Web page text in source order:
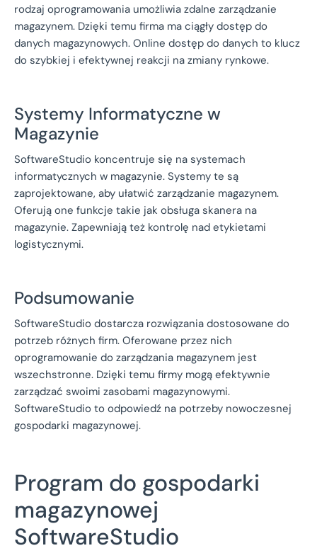
rodzaj oprogramowania umożliwia zdalne zarządzanie
magazynem. Dzięki temu firma ma ciągły dostęp do
danych magazynowych. Online dostęp do danych to klucz
do szybkiej i efektywnej reakcji na zmiany rynkowe.
Systemy Informatyczne w
Magazynie
SoftwareStudio koncentruje się na systemach
informatycznych w magazynie. Systemy te są
zaprojektowane, aby ułatwić zarządzanie magazynem.
Oferują one funkcje takie jak obsługa skanera na
magazynie. Zapewniają też kontrolę nad etykietami
logistycznymi.
Podsumowanie
SoftwareStudio dostarcza rozwiązania dostosowane do
potrzeb różnych firm. Oferowane przez nich
oprogramowanie do zarządzania magazynem jest
wszechstronne. Dzięki temu firmy mogą efektywnie
zarządzać swoimi zasobami magazynowymi.
SoftwareStudio to odpowiedź na potrzeby nowoczesnej
gospodarki magazynowej.
Program do gospodarki
magazynowej
SoftwareStudio